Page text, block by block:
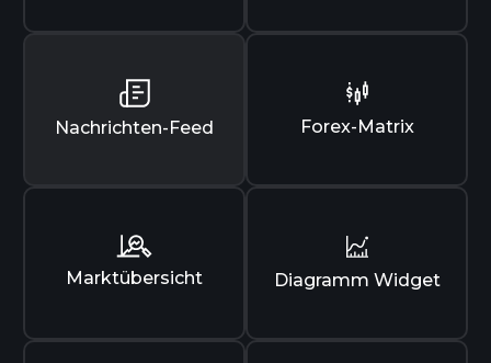
Nachrichten-Feed Forex-Matrix
Marktübersicht Diagramm Widget